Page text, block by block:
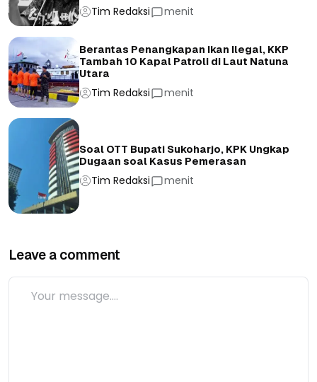
Tim Redaksi menit
Berantas Penangkapan Ikan Ilegal, KKP
Tambah 10 Kapal Patroli di Laut Natuna
Utara
Tim Redaksi menit
Soal OTT Bupati Sukoharjo, KPK Ungkap
Dugaan soal Kasus Pemerasan
Tim Redaksi menit
Leave a comment